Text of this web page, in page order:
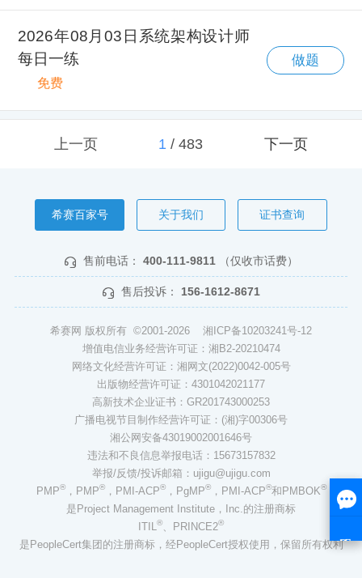
2026年08月03日系统架构设计师
每日一练
免费
做题
上一页 1/ 483 下一页
希赛百家号 关于我们 证书查询
售前电话： 400-111-9811 （仅收市话费）
售后投诉： 156-1612-8671
希赛网 版权所有 ©2001-2026 湘ICP备10203241号-12
增值电信业务经营许可证：湘B2-20210474
网络文化经营许可证：湘网文(2022)0042-005号
出版物经营许可证：4301042021177
高新技术企业证书：GR201743000253
广播电视节目制作经营许可证：(湘)字00306号
湘公网安备43019002001646号
违法和不良信息举报电话：15673157832
举报/反馈/投诉邮箱：ujigu@ujigu.com
PMP®，PMP®，PMI-ACP®，PgMP®，PMI-ACP®和PMBOK®
是Project Management Institute，Inc.的注册商标
ITIL®、PRINCE2®
是PeopleCert集团的注册商标，经PeopleCert授权使用，保留所有权利